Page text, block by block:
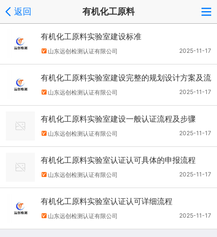
返回 有机化工原料
有机化工原料实验室建设标准
2025-11-17
山东远创检测认证有限公司
有机化工原料实验室建设完整的规划设计方案及流
程
2025-11-17
山东远创检测认证有限公司
有机化工原料实验室建设一般认证流程及步骤
2025-11-17
山东远创检测认证有限公司
有机化工原料实验室认证认可具体的申报流程
2025-11-17
山东远创检测认证有限公司
有机化工原料实验室认证认可详细流程
2025-11-17
山东远创检测认证有限公司